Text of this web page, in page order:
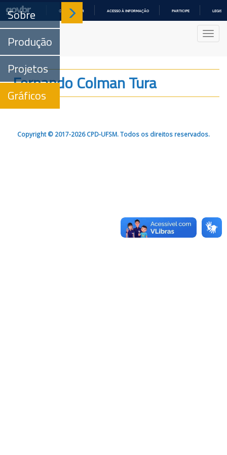
COMUNICA BR ACESSO À INFORMAÇÃO PARTICIPE
Sobre
Produção
Projetos
Gráficos
Fernando Colman Tura
Copyright © 2017-2026 CPD-UFSM. Todos os direitos reservados.